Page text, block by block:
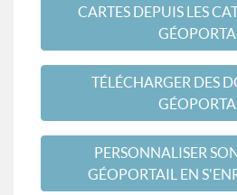
CARTES DEPUIS LES
TÉLÉCHARGER DES
PERSONNALISER
GÉOPORTAIL EN